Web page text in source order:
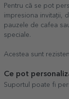
Pentru că se pot
impresiona invitații,
pauzele de cafea
speciale.
Acestea sunt
Ce pot
Suportul poate fi